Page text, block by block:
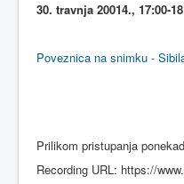
30. travnja 20014., 17:00-
Poveznica na snimku -
Prilikom pristupanja
Recording URL: https://